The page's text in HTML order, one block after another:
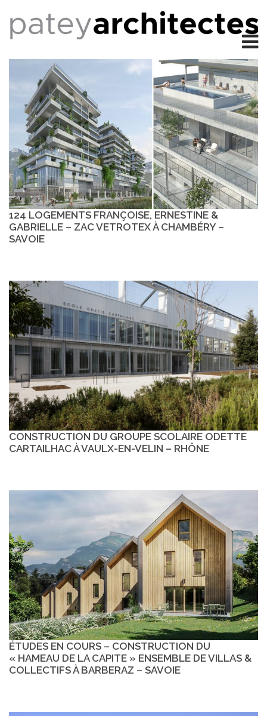
124 LOGEMENTS FRANÇOISE, ERNESTINE &
GABRIELLE – ZAC VETROTEX À CHAMBÉRY –
SAVOIE
CONSTRUCTION DU GROUPE SCOLAIRE ODETTE
CARTAILHAC À VAULX-EN-VELIN – RHÔNE
ÉTUDES EN COURS – CONSTRUCTION DU
« HAMEAU DE LA CAPITE » ENSEMBLE DE VILLAS &
COLLECTIFS À BARBERAZ – SAVOIE